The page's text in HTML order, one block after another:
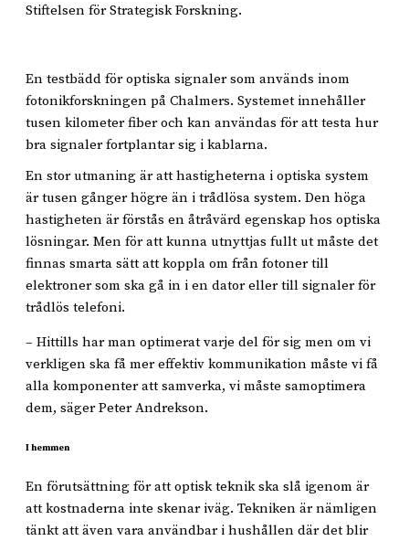
Stiftelsen för Strategisk Forskning.
En testbädd för optiska signaler som används inom
fotonikforskningen på Chalmers. Systemet innehåller
tusen kilometer fiber och kan användas för att testa hur
bra signaler fortplantar sig i kablarna.
En stor utmaning är att hastigheterna i optiska system
är tusen gånger högre än i trådlösa system. Den höga
hastigheten är förstås en åtråvärd egenskap hos optiska
lösningar. Men för att kunna utnyttjas fullt ut måste det
finnas smarta sätt att koppla om från fotoner till
elektroner som ska gå in i en dator eller till signaler för
trådlös telefoni.
– Hittills har man optimerat varje del för sig men om vi
verkligen ska få mer effektiv kommunikation måste vi få
alla komponenter att samverka, vi måste samoptimera
dem, säger Peter Andrekson.
I hemmen
En förutsättning för att optisk teknik ska slå igenom är
att kostnaderna inte skenar iväg. Tekniken är nämligen
tänkt att även vara användbar i hushållen där det blir